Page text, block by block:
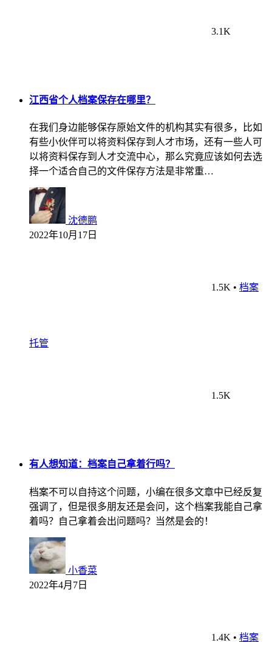
3.1K
江西省个人档案保存在哪里？
在我们身边能够保存原始文件的机构其实有很多，比如
有些小伙伴可以将资料保存到人才市场，还有一些人可
以将资料保存到人才交流中心，那么究竟应该如何去选
择一个适合自己的文件保存方法是非常重…
沈德鹏
2022年10月17日
1.5K • 档案
托管
1.5K
有人想知道：档案自己拿着行吗？
档案不可以自持这个问题，小编在很多文章中已经反复
强调了，但是很多朋友还是会问，这个档案我能自己拿
着吗？自己拿着会出问题吗？当然是会的！
小香菜
2022年4月7日
1.4K • 档案